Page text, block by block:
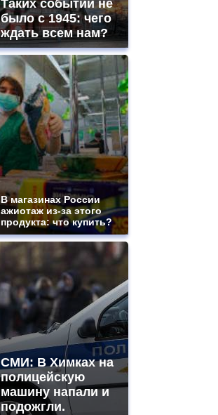
Таких событий не
было с 1945: чего
ждать всем нам?
В магазинах России
ажиотаж из-за этого
продукта: что купить?
СМИ: В Химках на
полицейскую
машину напали и
подожгли.